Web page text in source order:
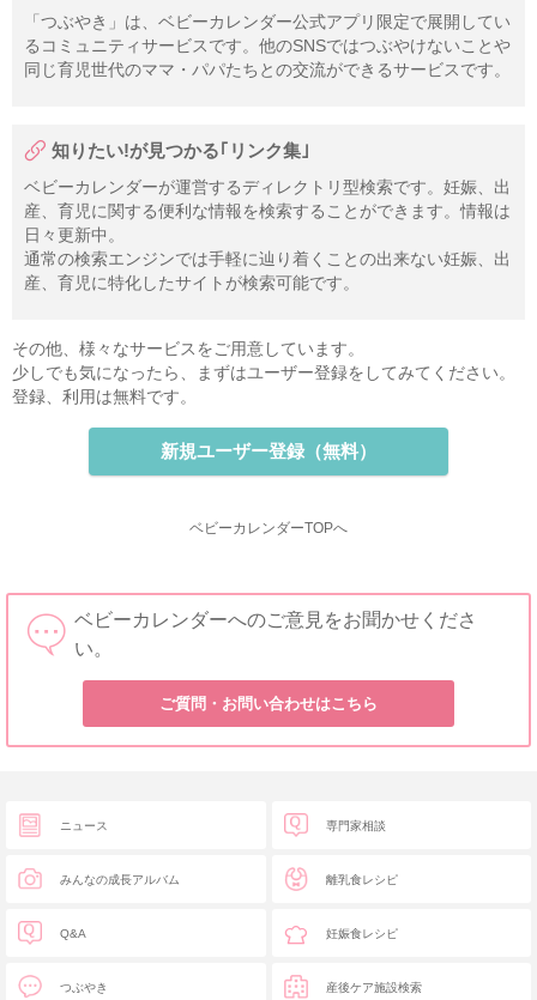
「つぶやき」は、ベビーカレンダー公式アプリ限定で展開してい
るコミュニティサービスです。他のSNSではつぶやけないことや
同じ育児世代のママ・パパたちとの交流ができるサービスです。
知りたい!が見つかる｢リンク集｣
ベビーカレンダーが運営するディレクトリ型検索です。妊娠、出
産、育児に関する便利な情報を検索することができます。情報は
日々更新中。
通常の検索エンジンでは手軽に辿り着くことの出来ない妊娠、出
産、育児に特化したサイトが検索可能です。
その他、様々なサービスをご用意しています。
少しでも気になったら、まずはユーザー登録をしてみてください。
登録、利用は無料です。
新規ユーザー登録（無料）
ベビーカレンダーTOPへ
ベビーカレンダーへのご意見をお聞かせくださ
い。
ご質問・お問い合わせはこちら
ニュース
みんなの成長アルバム
Q&A
つぶやき
専門家相談
離乳食レシピ
妊娠食レシピ
産後ケア施設検索